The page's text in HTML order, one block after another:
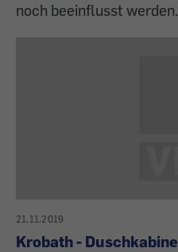
noch beeinflusst werden.
21.11.2019
Krobath - Duschkabine